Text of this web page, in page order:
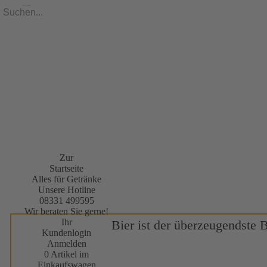
Zur
Startseite
Alles für Getränke
Unsere Hotline
08331 499595
Wir beraten Sie gerne!
Ihr
Kundenlogin
Anmelden
0 Artikel im
Einkaufswagen
Bier ist der überzeugendste